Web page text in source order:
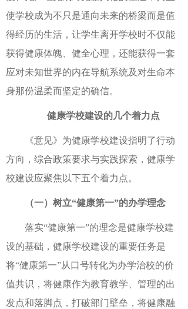
使学校成为不只是通向未来的桥梁而是值
得经历的生活，让学生离开学校时不仅能
获得健康体魄、健全心理，还能获得一套
应对未知世界的内在导航系统及对生命本
身那份温柔而坚定的确信。
健康学校建设的几个着力点
《意见》为健康学校建设指明了行动
方向，综合政策要求与实践探索，健康学
校建设应聚焦以下五个着力点。
（一）树立“健康第一”的办学理念
落实“健康第一”的理念是健康学校建
设的基础，健康学校建设的重要任务是
将“健康第一”从口号转化为办学治校的价
值共识，将健康作为教育教学、管理的出
发点和落脚点，打破部门壁垒，将健康融